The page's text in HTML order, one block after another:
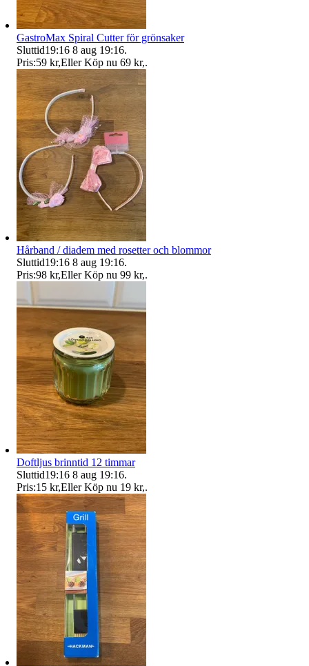
GastroMax Spiral Cutter för grönsaker
Sluttid19:16 8 aug 19:16.
Pris:59 kr,Eller Köp nu 69 kr,.
Hårband / diadem med rosetter och blommor
Sluttid19:16 8 aug 19:16.
Pris:98 kr,Eller Köp nu 99 kr,.
Doftljus brinntid 12 timmar
Sluttid19:16 8 aug 19:16.
Pris:15 kr,Eller Köp nu 19 kr,.